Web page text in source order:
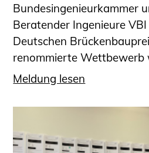
Bundesingenieurkammer
Beratender Ingenieure
Deutschen
renommierte Wettbewerb
Meldung lesen